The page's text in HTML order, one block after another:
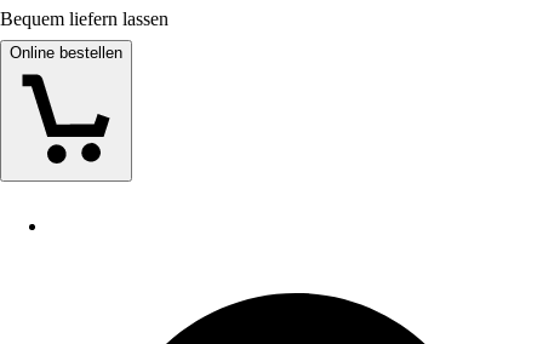
Bequem liefern lassen
Online bestellen